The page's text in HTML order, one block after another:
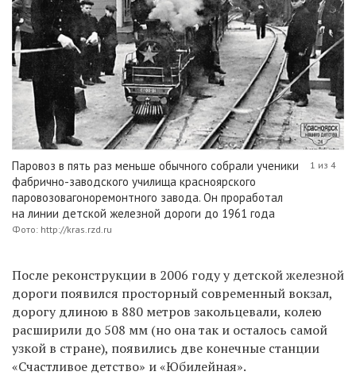
Паровоз в пять раз меньше обычного собрали ученики
фабрично-заводского училища красноярского
паровозовагоноремонтного завода. Он проработал
на линии детской железной дороги до 1961 года
Фото: http://kras.rzd.ru
1 из 4
После реконструкции в 2006 году у детской железной
дороги появился просторный современный вокзал,
дорогу длиною в 880 метров закольцевали, колею
расширили до 508 мм (но она так и осталось самой
узкой в стране), появились две конечные станции
«Счастливое детство» и «Юбилейная».